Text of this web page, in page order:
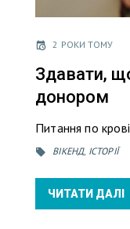
2 РОКИ ТОМУ
Здавати,
донором
Питання по
ВІКЕНД, ІСТОРІЇ
ЧИТАТИ ДАЛІ